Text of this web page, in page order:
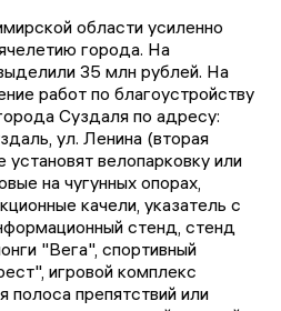
области усиленно
города. На
35 млн рублей. На
работ по благоустройству
Суздаля по адресу:
ул. Ленина (вторая
велопарковку или
на чугунных опорах,
качели, указатель с
стенд, стенд
"Вега", спортивный
игровой комплекс
полоса препятствий или